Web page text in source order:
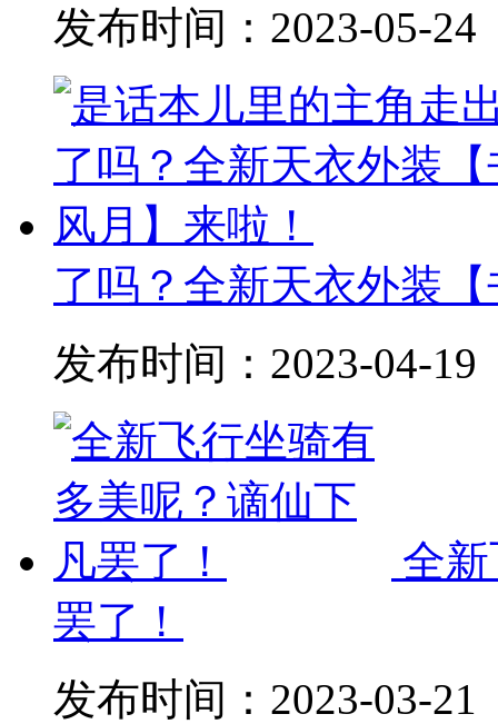
发布时间： 2023-05-24
了吗？全新天衣外装
发布时间： 2023-04-19
全
罢了！
发布时间： 2023-03-21